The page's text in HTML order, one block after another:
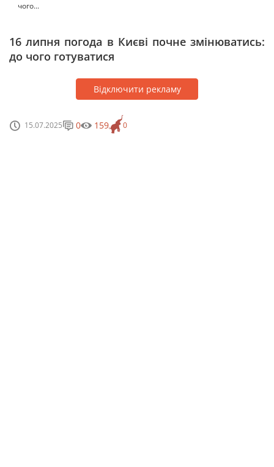
чого...
16 липня погода в Києві почне змінюватись:
до чого готуватися
Відключити рекламу
15.07.2025 0
0 159